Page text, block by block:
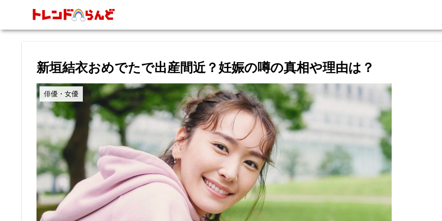
新垣結衣おめでたで出産間近？妊娠の噂の真相や理由は？
俳優・女優